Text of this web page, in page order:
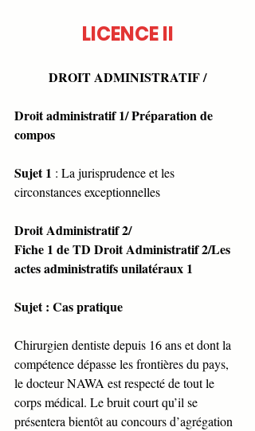
LICENCE II
DROIT ADMINISTRATIF /
Droit administratif 1/ Préparation de
compos
Sujet 1 : La jurisprudence et les
circonstances exceptionnelles
Droit Administratif 2/
Fiche 1 de TD Droit Administratif 2/Les
actes administratifs unilatéraux 1
Sujet : Cas pratique
Chirurgien dentiste depuis 16 ans et dont la
compétence dépasse les frontières du pays,
le docteur NAWA est respecté de tout le
corps médical. Le bruit court qu’il se
présentera bientôt au concours d’agrégation